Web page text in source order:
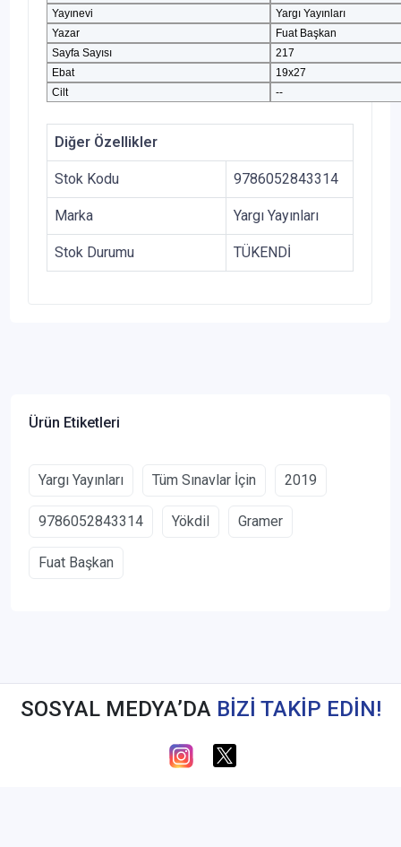
Yayınevi
Yargı Yayınları
Yazar
Fuat Başkan
Sayfa Sayısı
217
Ebat
19x27
Cilt
--
Diğer Özellikler
Stok Kodu 9786052843314
Marka Yargı Yayınları
Stok Durumu TÜKENDİ
Ürün Etiketleri
Yargı Yayınları Tüm Sınavlar İçin 2019
9786052843314 Yökdil Gramer
Fuat Başkan
SOSYAL MEDYA’DA BİZİ TAKİP EDİN!